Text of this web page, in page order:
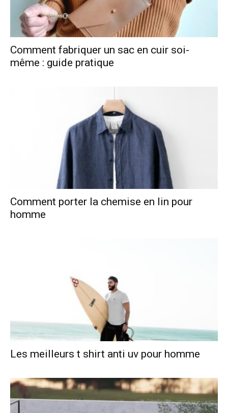
Comment fabriquer un sac en cuir soi-
même : guide pratique
Comment porter la chemise en lin pour
homme
Les meilleurs t shirt anti uv pour homme